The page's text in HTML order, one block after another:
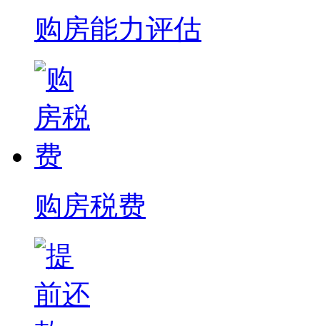
购房能力评估
购房税费